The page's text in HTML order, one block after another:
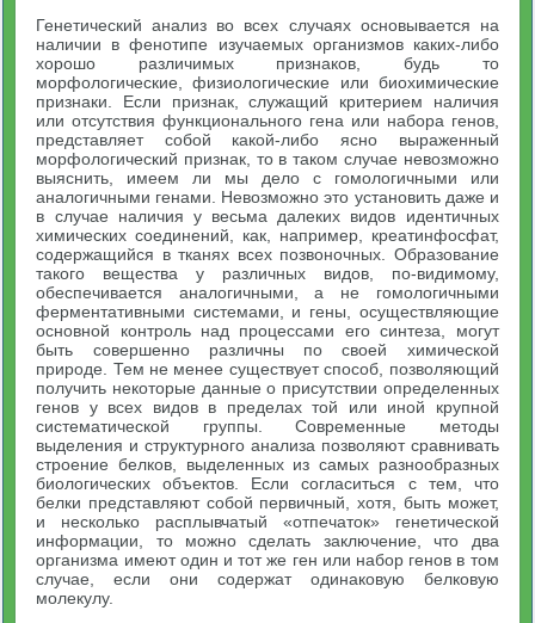
Генетический анализ во всех случаях основывается на
наличии в фенотипе изучаемых организмов каких-либо
хорошо различимых признаков, будь то
морфологические, физиологические или биохимические
признаки. Если признак, служащий критерием наличия
или отсутствия функционального гена или набора генов,
представляет собой какой-либо ясно выраженный
морфологический признак, то в таком случае невозможно
выяснить, имеем ли мы дело с гомологичными или
аналогичными генами. Невозможно это установить даже и
в случае наличия у весьма далеких видов идентичных
химических соединений, как, например, креатинфосфат,
содержащийся в тканях всех позвоночных. Образование
такого вещества у различных видов, по-видимому,
обеспечивается аналогичными, а не гомологичными
ферментативными системами, и гены, осуществляющие
основной контроль над процессами его синтеза, могут
быть совершенно различны по своей химической
природе. Тем не менее существует способ, позволяющий
получить некоторые данные о присутствии определенных
генов у всех видов в пределах той или иной крупной
систематической группы. Современные методы
выделения и структурного анализа позволяют сравнивать
строение белков, выделенных из самых разнообразных
биологических объектов. Если согласиться с тем, что
белки представляют собой первичный, хотя, быть может,
и несколько расплывчатый «отпечаток» генетической
информации, то можно сделать заключение, что два
организма имеют один и тот же ген или набор генов в том
случае, если они содержат одинаковую белковую
молекулу.